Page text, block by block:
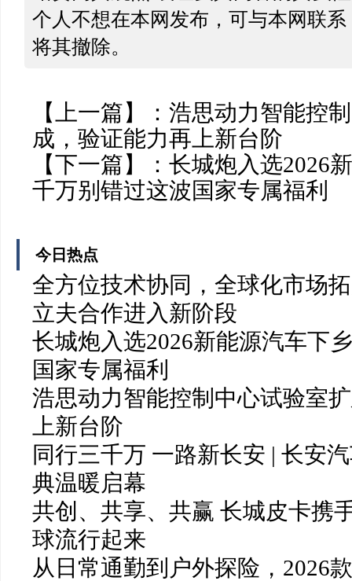
个人不想在本网发布，可与本网联
将其撤除。
【上一篇】： 浩思动力智能控
成，验证能力再上新台阶
【下一篇】： 长城炮入选2026
千万别错过这波国家专属福利
今日热点
全方位技术协同，全球化市场
立夫合作进入新阶段
长城炮入选2026新能源汽车下
国家专属福利
浩思动力智能控制中心试验室
上新台阶
同行三千万 一路新长安 | 长安
典温暖启幕
共创、共享、共赢 长城皮卡携
球流行起来
从日常通勤到户外探险，2026